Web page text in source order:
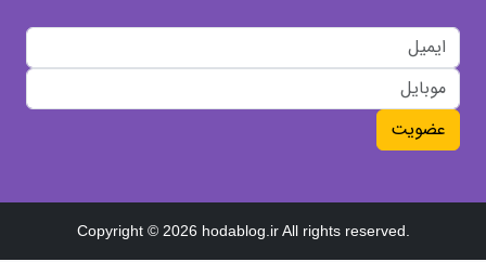
عضویت
Copyright © 2026 hodablog.ir All rights reserved.